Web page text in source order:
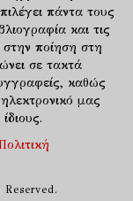
πάντα τους
και τις
στην ποίηση στη
σε τακτά
καθώς
μας